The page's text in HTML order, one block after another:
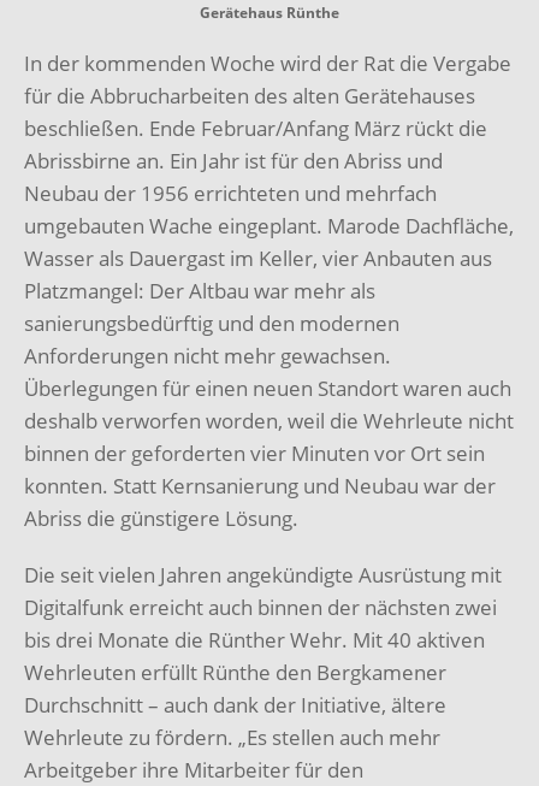
Gerätehaus Rünthe
In der kommenden Woche wird der Rat die Vergabe
für die Abbrucharbeiten des alten Gerätehauses
beschließen. Ende Februar/Anfang März rückt die
Abrissbirne an. Ein Jahr ist für den Abriss und
Neubau der 1956 errichteten und mehrfach
umgebauten Wache eingeplant. Marode Dachfläche,
Wasser als Dauergast im Keller, vier Anbauten aus
Platzmangel: Der Altbau war mehr als
sanierungsbedürftig und den modernen
Anforderungen nicht mehr gewachsen.
Überlegungen für einen neuen Standort waren auch
deshalb verworfen worden, weil die Wehrleute nicht
binnen der geforderten vier Minuten vor Ort sein
konnten. Statt Kernsanierung und Neubau war der
Abriss die günstigere Lösung.
Die seit vielen Jahren angekündigte Ausrüstung mit
Digitalfunk erreicht auch binnen der nächsten zwei
bis drei Monate die Rünther Wehr. Mit 40 aktiven
Wehrleuten erfüllt Rünthe den Bergkamener
Durchschnitt – auch dank der Initiative, ältere
Wehrleute zu fördern. „Es stellen auch mehr
Arbeitgeber ihre Mitarbeiter für den